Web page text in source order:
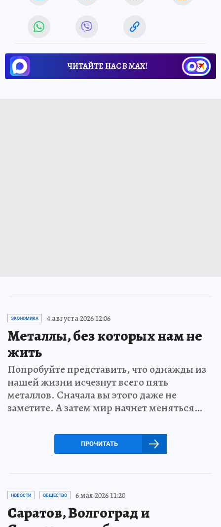
ЧИТАЙТЕ НАС В МАХ!
ЭКОНОМИКА 4 августа 2026 12:06
Металлы, без которых нам не
жить
Попробуйте представить, что однажды из
нашей жизни исчезнут всего пять
металлов. Сначала вы этого даже не
заметите. А затем мир начнет меняться…
ПРОЧИТАТЬ
НОВОСТИ ОБЩЕСТВО 6 мая 2026 11:20
Саратов, Волгоград и